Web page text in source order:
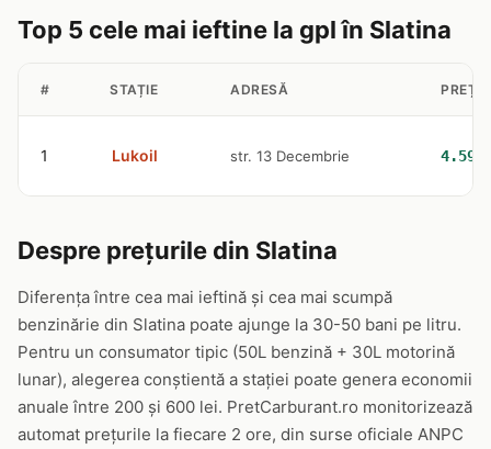
Top 5 cele mai ieftine la gpl în Slatina
# STAȚIE ADRESĂ PREȚ
1 Lukoil str. 13 Decembrie 4.59
Despre prețurile din Slatina
Diferența între cea mai ieftină și cea mai scumpă
benzinărie din Slatina poate ajunge la 30-50 bani pe litru.
Pentru un consumator tipic (50L benzină + 30L motorină
lunar), alegerea conștientă a stației poate genera economii
anuale între 200 și 600 lei. PretCarburant.ro monitorizează
automat prețurile la fiecare 2 ore, din surse oficiale ANPC